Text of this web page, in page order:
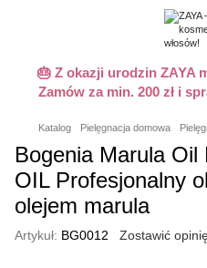
🎂 Z okazji urodzin ZAYA
Zamów za min. 200 zł i
Katalog Pielęgnacja domowa
Bogenia Marula
OIL Profesjonalny
olejem marula
Artykuł: BG0012 Zostawić